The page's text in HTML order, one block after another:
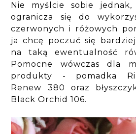
Nie myślcie sobie
ogranicza się do
czerwonych i różowych
ja chcę poczuć się
na taką ewentualność
Pomocne wówczas dla
produkty - pomadka
Renew 380 oraz
Black Orchid 106.